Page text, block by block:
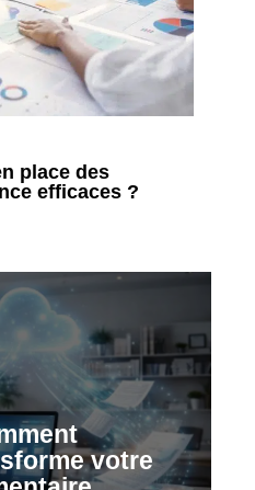
place des
efficaces ?
votre